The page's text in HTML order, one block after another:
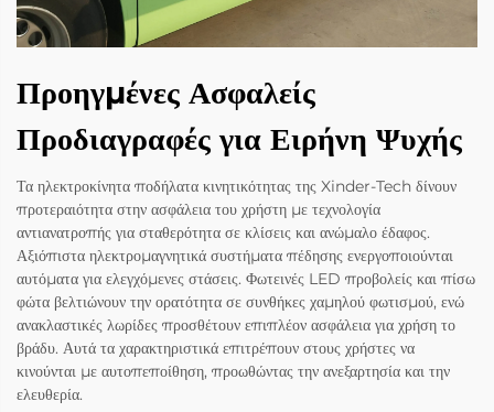
Προηγμένες Ασφαλείς
Προδιαγραφές για Ειρήνη Ψυχής
Τα ηλεκτροκίνητα ποδήλατα κινητικότητας της Xinder-Tech δίνουν
προτεραιότητα στην ασφάλεια του χρήστη με τεχνολογία
αντιανατροπής για σταθερότητα σε κλίσεις και ανώμαλο έδαφος.
Αξιόπιστα ηλεκτρομαγνητικά συστήματα πέδησης ενεργοποιούνται
αυτόματα για ελεγχόμενες στάσεις. Φωτεινές LED προβολείς και πίσω
φώτα βελτιώνουν την ορατότητα σε συνθήκες χαμηλού φωτισμού, ενώ
ανακλαστικές λωρίδες προσθέτουν επιπλέον ασφάλεια για χρήση το
βράδυ. Αυτά τα χαρακτηριστικά επιτρέπουν στους χρήστες να
κινούνται με αυτοπεποίθηση, προωθώντας την ανεξαρτησία και την
ελευθερία.